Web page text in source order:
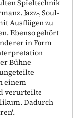
Spieltechnik
Jazz-, Soul-
Ausflügen zu
Ebenso gehört
in Form
Bühne
einem
verurteilte
Dadurch